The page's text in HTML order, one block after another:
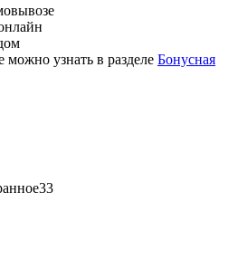
можно узнать в разделе Бонусная